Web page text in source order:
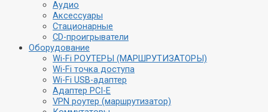
Аудио
Аксессуары
Стационарные
CD-проигрыватели
Оборудование
Wi-Fi РОУТЕРЫ (МАРШРУТИЗАТОРЫ)
Wi-Fi точка доступа
Wi-Fi USB-адаптер
Адаптер PCI-E
VPN роутер (маршрутизатор)